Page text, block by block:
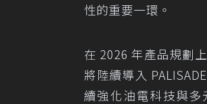
性的重要一環。
在 2026 年產品規劃
將陸續導入
續強化油電科技與